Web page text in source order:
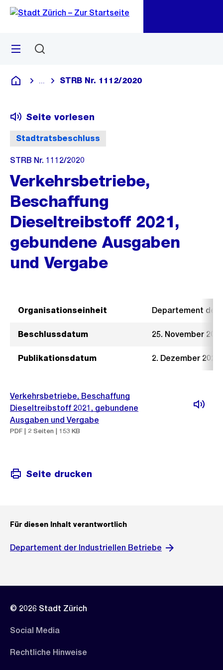
Navigation
Sprunglink
Menü
Deutsch
Blende alle Breadcrumbs ein
STRB Nr. 1112/2020
Stadtratsbeschluss
Seite vorlesen
STRB Nr. 1112/2020
Verkehrsbetriebe,
Beschaffung
Dieseltreibstoff 2021,
gebundene Ausgaben
und Vergabe
Organisationseinheit Departement der
Beschlussdatum 25. November
Publikationsdatum 2. Dezember 2020
Verkehrsbetriebe, Beschaffung
Dieseltreibstoff 2021, gebundene
Ausgaben und Vergabe
PDF | 2 Seiten | 153 KB
Seite drucken
Für diesen Inhalt verantwortlich
Departement der Industriellen Betriebe
© 2026 Stadt Zürich
Social Media
Rechtliche Hinweise